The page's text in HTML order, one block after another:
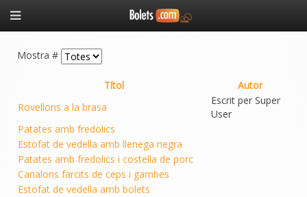
Mostra #
Títol
Autor
Rovellons a la brasa
Escrit per Super
User
Patates amb fredolics
Estofat de vedella amb llenega negra
Patates amb fredolics i costella de porc
Canalons farcits de ceps i gambes
Estofat de vedella amb bolets